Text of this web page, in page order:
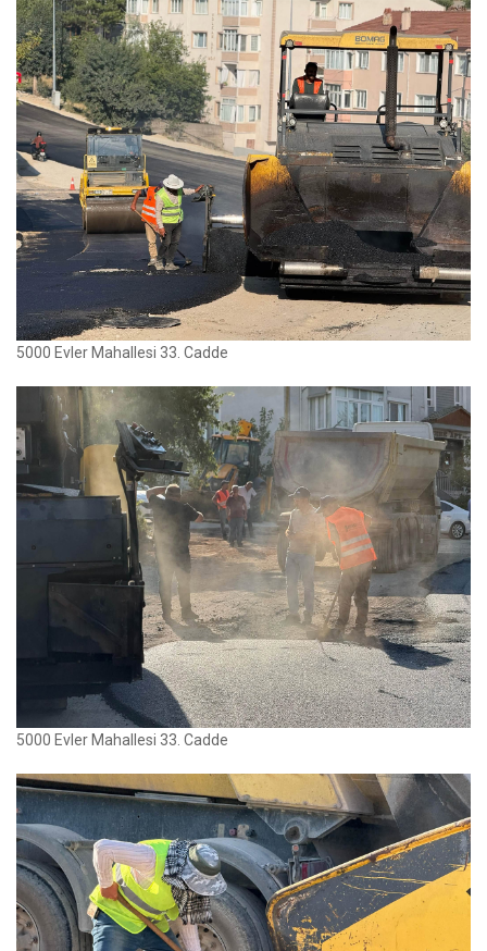
5000 Evler Mahallesi 33. Cadde
5000 Evler Mahallesi 33. Cadde